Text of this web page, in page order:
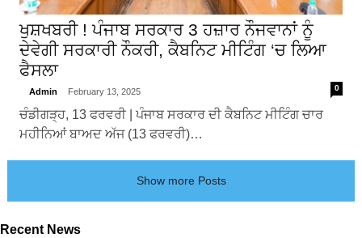
ਖੁਸ਼ਖਬਰੀ ! ਪੰਜਾਬ ਸਰਕਾਰ 3 ਹਜ਼ਾਰ ਨੌਜਵਾਨਾਂ ਨੂੰ
ਦੇਵੇਗੀ ਸਰਕਾਰੀ ਨੌਕਰੀ, ਕੈਬਨਿਟ ਮੀਟਿੰਗ ‘ਚ ਲਿਆ
ਫੈਸਲਾ
Admin February 13, 2025 0
ਚੰਡੀਗੜ੍ਹ, 13 ਫਰਵਰੀ | ਪੰਜਾਬ ਸਰਕਾਰ ਦੀ ਕੈਬਨਿਟ ਮੀਟਿੰਗ ਚਾਰ
ਮਹੀਨਿਆਂ ਬਾਅਦ ਅੱਜ (13 ਫਰਵਰੀ)…
Show more Posts
Recent News